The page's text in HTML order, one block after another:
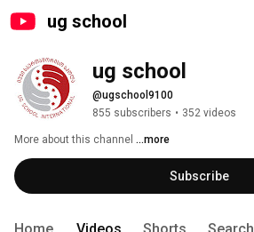
ug school
ug school
@ugschool9100
855 subscribers • 352 videos
More about this channel ...more
Subscribe